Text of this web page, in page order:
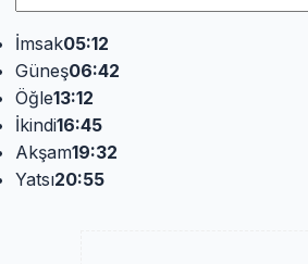
İmsak05:12
Güneş06:42
Öğle13:12
İkindi16:45
Akşam19:32
Yatsı20:55